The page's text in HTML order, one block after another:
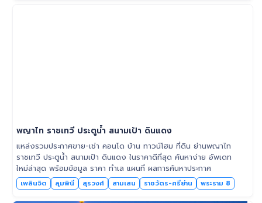
พญาไท ราชเทวี ประตูน้ำ สนามเป้า ดินแดง
แหล่งรวมประกาศขาย-เช่า คอนโด บ้าน ทาวน์โฮม ที่ดิน ย่านพญาไท
ราชเทวี ประตูน้ำ สนามเป้า ดินแดง ในราคาดีที่สุด ค้นหาง่าย อัพเดท
ใหม่ล่าสุด พร้อมข้อมูล ราคา ทำเล แผนที่ ผลการค้นหาประกาศ
เพลินจิต ลุมพินี สุรวงศ์ สามเสน ราชวัตร-ศรีย่าน พระราม 8